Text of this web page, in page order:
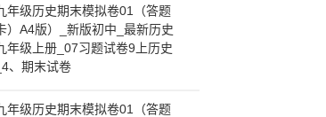
年级历史期末模拟卷01（答题
）A4版）_新版初中_最新历史
年级上册_07习题试卷9上历史
_4、期末试卷
年级历史期末模拟卷01（答题